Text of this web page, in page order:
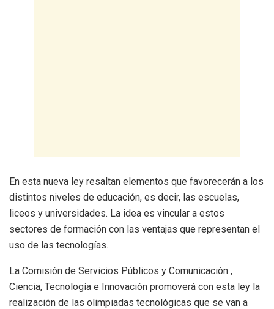
En esta nueva ley resaltan elementos que favorecerán a los
distintos niveles de educación, es decir, las escuelas,
liceos y universidades. La idea es vincular a estos
sectores de formación con las ventajas que representan el
uso de las tecnologías.
La Comisión de Servicios Públicos y Comunicación ,
Ciencia, Tecnología e Innovación promoverá con esta ley la
realización de las olimpiadas tecnológicas que se van a